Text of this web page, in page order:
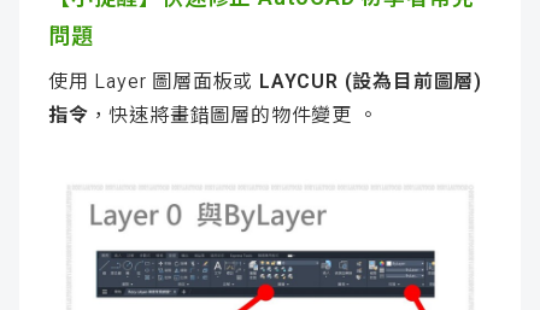
問題
使用 Layer 圖層面板或 LAYCUR (設為目前圖層)
指令 ，快速將畫錯圖層的物件變更 。